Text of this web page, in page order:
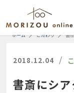
ホーム こだわり 書
2018.12.04 /
書斎にシ